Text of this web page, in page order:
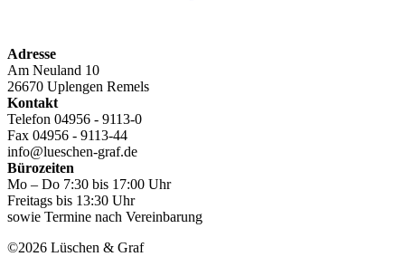
Adresse
Am Neuland 10
26670 Uplengen Remels
Kontakt
Telefon 04956 - 9113-0
Fax 04956 - 9113-44
info@lueschen-graf.de
Bürozeiten
Mo – Do 7:30 bis 17:00 Uhr
Freitags bis 13:30 Uhr
sowie Termine nach Vereinbarung
©2026 Lüschen & Graf